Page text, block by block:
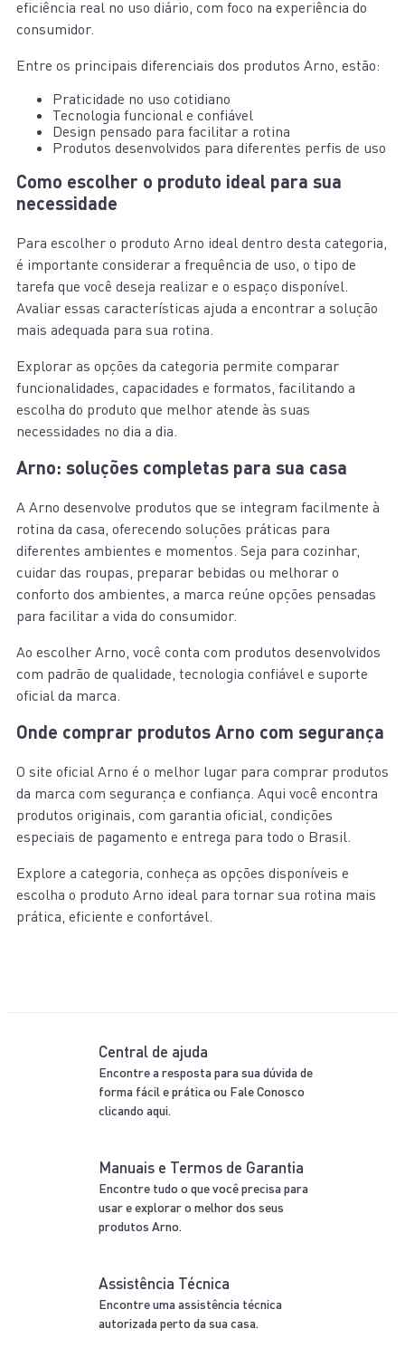
eficiência real no uso diário, com foco na experiência do
consumidor.
Entre os principais diferenciais dos produtos Arno, estão:
Praticidade no uso cotidiano
Tecnologia funcional e confiável
Design pensado para facilitar a rotina
Produtos desenvolvidos para diferentes perfis de uso
Como escolher o produto ideal para sua
necessidade
Para escolher o produto Arno ideal dentro desta categoria,
é importante considerar a frequência de uso, o tipo de
tarefa que você deseja realizar e o espaço disponível.
Avaliar essas características ajuda a encontrar a solução
mais adequada para sua rotina.
Explorar as opções da categoria permite comparar
funcionalidades, capacidades e formatos, facilitando a
escolha do produto que melhor atende às suas
necessidades no dia a dia.
Arno: soluções completas para sua casa
A Arno desenvolve produtos que se integram facilmente à
rotina da casa, oferecendo soluções práticas para
diferentes ambientes e momentos. Seja para cozinhar,
cuidar das roupas, preparar bebidas ou melhorar o
conforto dos ambientes, a marca reúne opções pensadas
para facilitar a vida do consumidor.
Ao escolher Arno, você conta com produtos desenvolvidos
com padrão de qualidade, tecnologia confiável e suporte
oficial da marca.
Onde comprar produtos Arno com segurança
O site oficial Arno é o melhor lugar para comprar produtos
da marca com segurança e confiança. Aqui você encontra
produtos originais, com garantia oficial, condições
especiais de pagamento e entrega para todo o Brasil.
Explore a categoria, conheça as opções disponíveis e
escolha o produto Arno ideal para tornar sua rotina mais
prática, eficiente e confortável.
Central de ajuda
Encontre a resposta para sua dúvida de
forma fácil e prática ou Fale Conosco
clicando aqui.
Manuais e Termos de Garantia
Encontre tudo o que você precisa para
usar e explorar o melhor dos seus
produtos Arno.
Assistência Técnica
Encontre uma assistência técnica
autorizada perto da sua casa.